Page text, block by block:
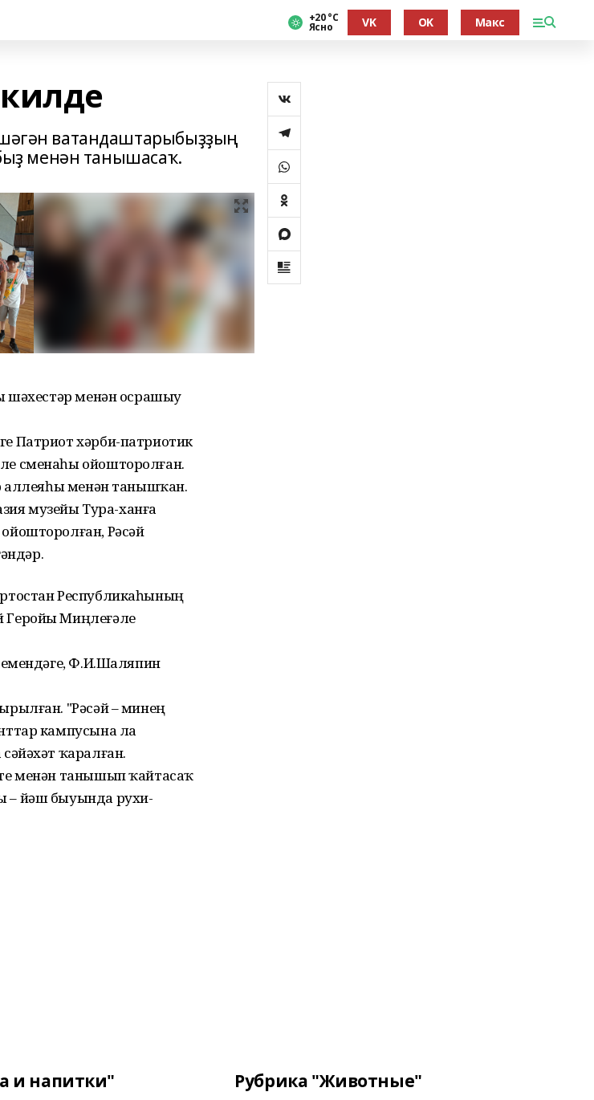
+20 °С
Ясно VK OK Макс
ватандаштарыбыҙҙың
менән танышасаҡ.
шәхестәр менән осрашыу
Патриот хәрби-патриотик
сменаһы ойошторолған.
аллеяһы менән танышҡан.
музейы Тура-ханға
Рәсәй
Республикаһының
Геройы Миңлеғәле
Ф.И.Шаляпин
"Рәсәй – минең
кампусына ла
ҡаралған.
менән танышып ҡайтасаҡ
– йәш быуында рухи-
и напитки" Рубрика "Животные"